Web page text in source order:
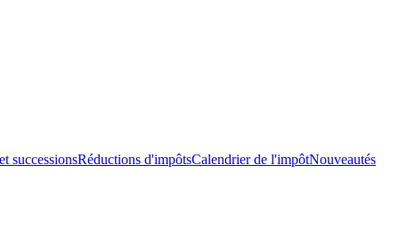
successionsRéductions d'impôtsCalendrier de l'impôtNouveautés